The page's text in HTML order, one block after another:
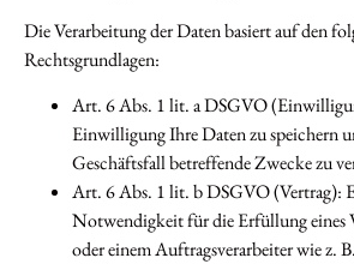
Die Verarbeitung der Daten basiert auf den
Rechtsgrundlagen:
Art. 6 Abs. 1 lit. a DSGVO
Einwilligung Ihre Daten zu speichern
Geschäftsfall betreffende Zwecke zu
Art. 6 Abs. 1 lit. b DSGVO (Vertrag):
Notwendigkeit für die Erfüllung eines
oder einem Auftragsverarbeiter wie z.